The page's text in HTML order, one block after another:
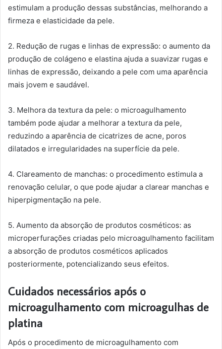
estimulam a produção dessas substâncias, melhorando a
firmeza e elasticidade da pele.
2. Redução de rugas e linhas de expressão: o aumento da
produção de colágeno e elastina ajuda a suavizar rugas e
linhas de expressão, deixando a pele com uma aparência
mais jovem e saudável.
3. Melhora da textura da pele: o microagulhamento
também pode ajudar a melhorar a textura da pele,
reduzindo a aparência de cicatrizes de acne, poros
dilatados e irregularidades na superfície da pele.
4. Clareamento de manchas: o procedimento estimula a
renovação celular, o que pode ajudar a clarear manchas e
hiperpigmentação na pele.
5. Aumento da absorção de produtos cosméticos: as
microperfurações criadas pelo microagulhamento facilitam
a absorção de produtos cosméticos aplicados
posteriormente, potencializando seus efeitos.
Cuidados necessários após o
microagulhamento com microagulhas de
platina
Após o procedimento de microagulhamento com